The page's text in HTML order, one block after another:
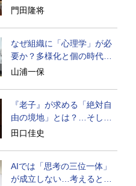
後」の激闘
門田隆将
なぜ組織に「心理学」が必
要か？多様化と個の時代の
処方箋
山浦一保
『老子』が求める「絶対自
由の境地」とは？…そして
創造長寿へ
田口佳史
AIでは「思考の三位一体」
が成立しない…考えると